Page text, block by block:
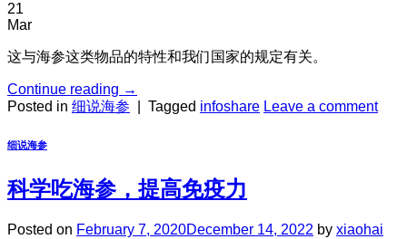
21
Mar
这与海参这类物品的特性和我们国家的规定有关。
Continue reading →
Posted in 细说海参 Tagged infoshare Leave a comment
细说海参
科学吃海参，提高免疫力
Posted on February 7, 2020December 14, 2022 by xiaohai